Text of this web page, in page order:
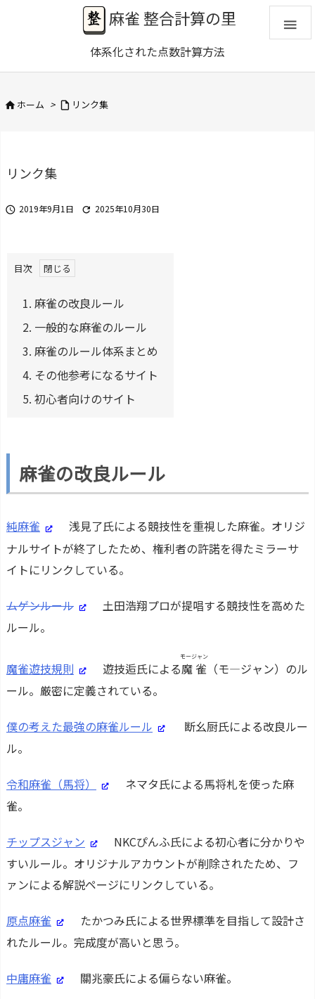
麻雀 整合計算の里
体系化された点数計算方法

ホーム >  リンク集
リンク集
 2019年9月1日  2025年10月30日
目次
1. 麻雀の改良ルール
2. 一般的な麻雀のルール
3. 麻雀のルール体系まとめ
4. その他参考になるサイト
5. 初心者向けのサイト
麻雀の改良ルール
純麻雀
浅見了氏による競技性を重視した麻雀。オリジ
ナルサイトが終了したため、権利者の許諾を得たミラーサ
イトにリンクしている。
ムゲンルール
土田浩翔プロが提唱する競技性を高めた
ルール。
魔雀遊技規則 遊技逅氏による魔雀
モージャン
（モ―ジャン）のル
ール。厳密に定義されている。
僕の考えた最強の麻雀ルール
断幺厨氏による改良ルー
ル。
令和麻雀（馬将）
ネマタ氏による馬将札を使った麻
雀。
チップスジャン
NKCぴんふ氏による初心者に分かりや
すいルール。オリジナルアカウントが削除されたため、フ
ァンによる解説ページにリンクしている。
原点麻雀
たかつみ氏による世界標準を目指して設計さ
れたルール。完成度が高いと思う。
中庸麻雀 關兆豪氏による偏らない麻雀。